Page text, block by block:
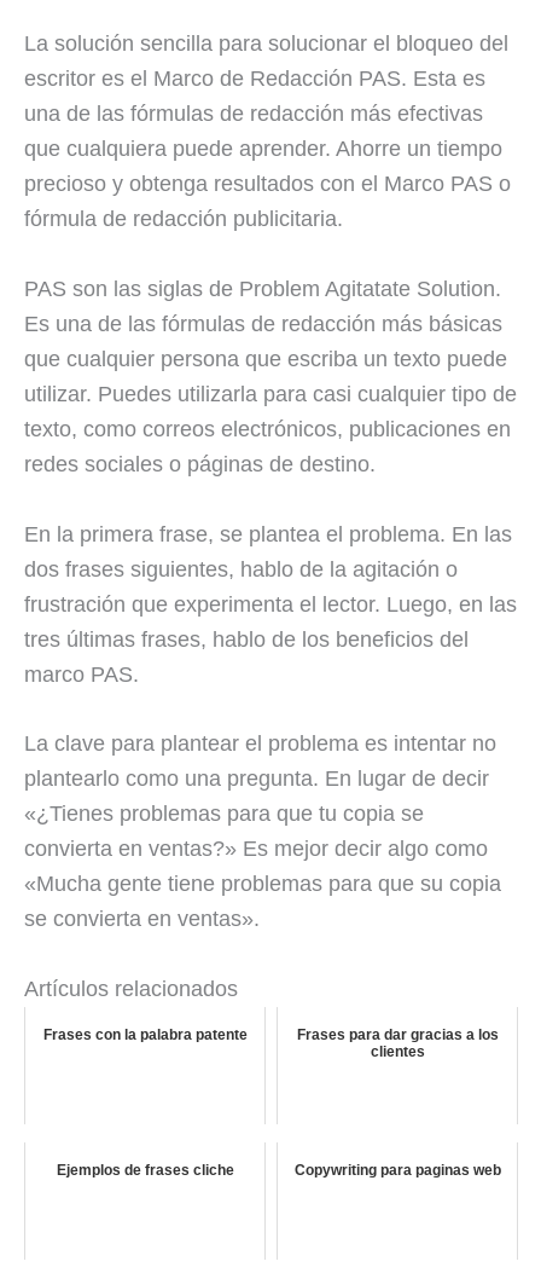
La solución sencilla para solucionar el bloqueo del
escritor es el Marco de Redacción PAS. Esta es
una de las fórmulas de redacción más efectivas
que cualquiera puede aprender. Ahorre un tiempo
precioso y obtenga resultados con el Marco PAS o
fórmula de redacción publicitaria.
PAS son las siglas de Problem Agitatate Solution.
Es una de las fórmulas de redacción más básicas
que cualquier persona que escriba un texto puede
utilizar. Puedes utilizarla para casi cualquier tipo de
texto, como correos electrónicos, publicaciones en
redes sociales o páginas de destino.
En la primera frase, se plantea el problema. En las
dos frases siguientes, hablo de la agitación o
frustración que experimenta el lector. Luego, en las
tres últimas frases, hablo de los beneficios del
marco PAS.
La clave para plantear el problema es intentar no
plantearlo como una pregunta. En lugar de decir
«¿Tienes problemas para que tu copia se
convierta en ventas?» Es mejor decir algo como
«Mucha gente tiene problemas para que su copia
se convierta en ventas».
Artículos relacionados
Frases con la palabra patente
Frases para dar gracias a los
clientes
Ejemplos de frases cliche Copywriting para paginas web